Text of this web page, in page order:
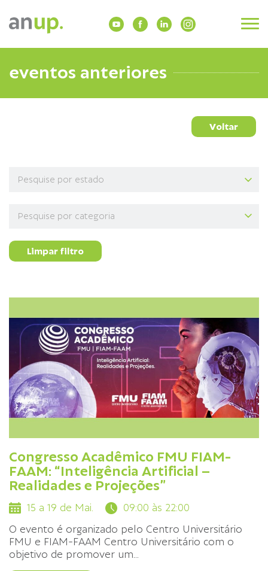
eventos anteriores
Voltar
Limpar filtro
Congresso Acadêmico FMU FIAM-
FAAM: “Inteligência Artificial –
Realidades e Projeções”
15 a 19 de Mai.
09:00 às 22:00
O evento é organizado pelo Centro Universitário
FMU e FIAM-FAAM Centro Universitário com o
objetivo de promover um...